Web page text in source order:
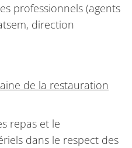
professionnels (agents
direction
de la restauration
repas et le
dans le respect des